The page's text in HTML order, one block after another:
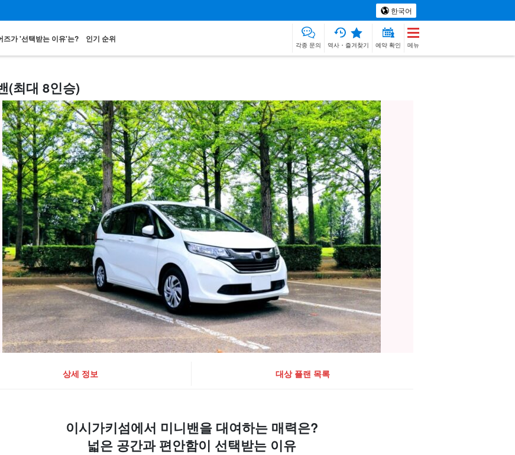
한국어
즈가 '선택받는 이유'는? 인기 순위
각종 문의 역사・즐겨찾기 예약 확인 메뉴
(최대 8인승)
상세 정보 대상 플랜 목록
이시가키섬에서 미니밴을 대여하는 매력은?
넓은 공간과 편안함이 선택받는 이유